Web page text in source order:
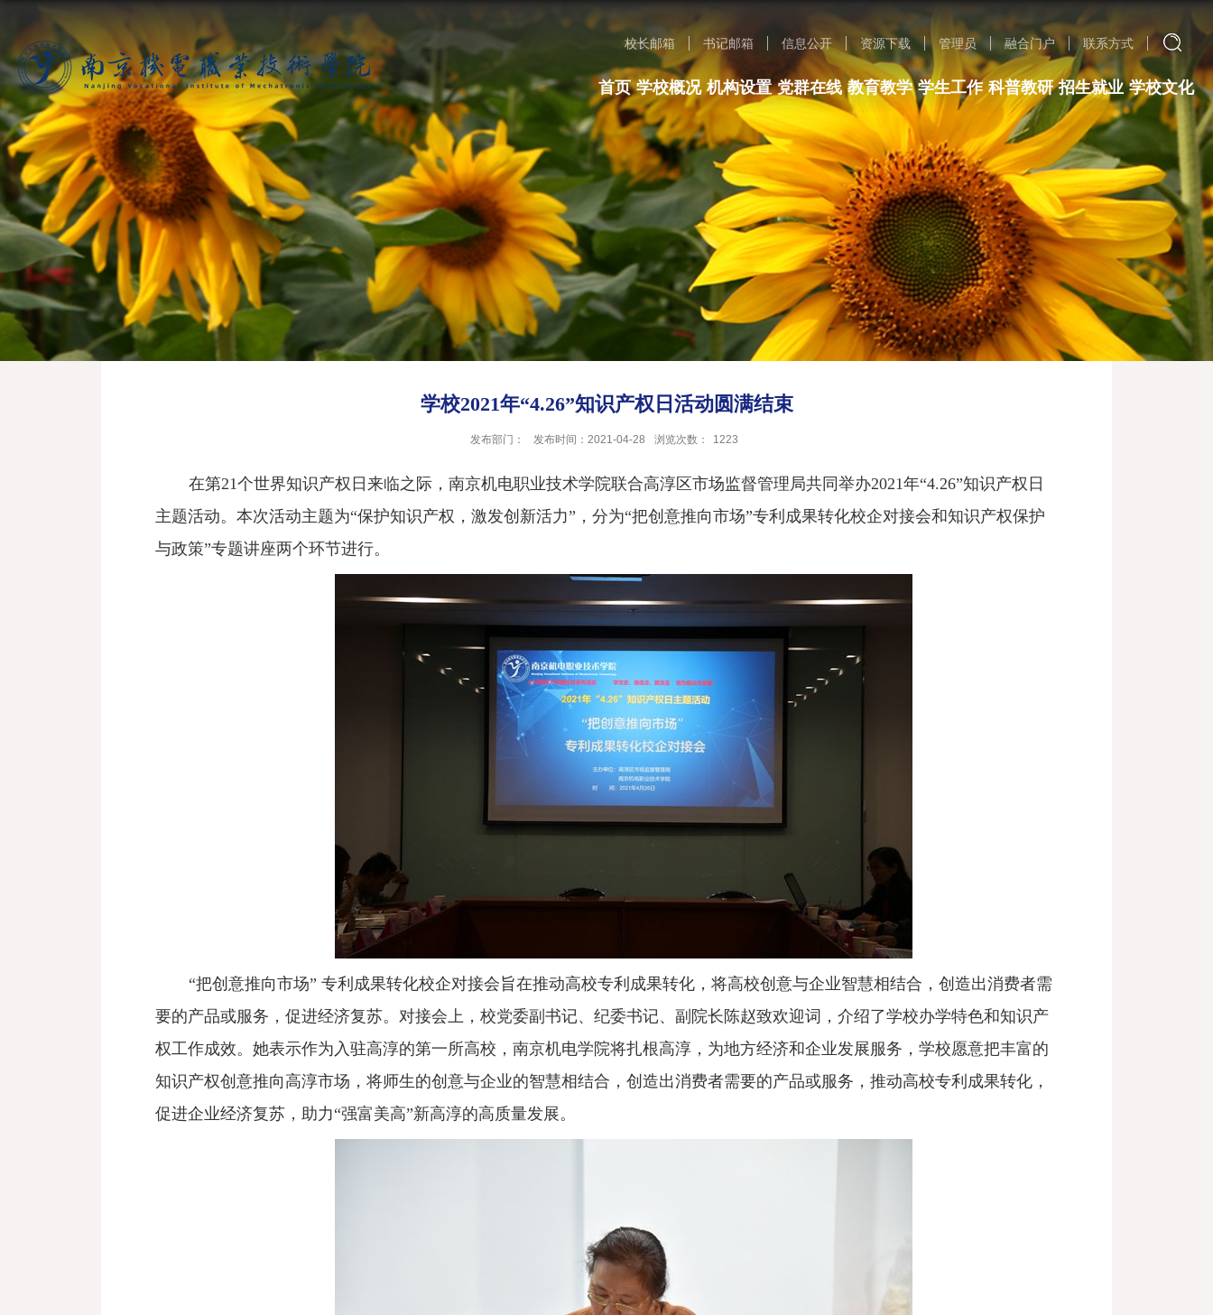
校长邮箱 书记邮箱 信息公开 资源下载 管理员 融合门户 联系方式
首页 学校概况 机构设置 党群在线 教育教学 学生工作 科普教研 招生就业 学校文化
学校2021年“4.26”知识产权日活动圆满结束
发布部门： 发布时间：2021-04-28 浏览次数： 1223
在第21个世界知识产权日来临之际，南京机电职业技术学院联合高淳区市场监督管理局共同举办2021年“4.26”知识产权日
主题活动。本次活动主题为“保护知识产权， 激发创新活力”，分为“把创意推向市场”专利成果转化校企对接会和知识产权保护
与政策”专题讲座两个环节进行。
“把创意推向市场”专利成果转化校企对接会旨在推动高校专利成果转化，将高校创意与企业智慧相结合，创造出消费者需
要的产品或服务，促进经济复苏。对接会上，校党委副书记、纪委书记、副院长陈赵致欢迎词，介绍了学校办学特色和知识产
权工作成效。她表示作为入驻高淳的第一所高校，南京机电学院将扎根高淳，为地方经济和企业发展服务，学校愿意把丰富的
知识产权创意推向高淳市场，将师生的创意与企业的智慧相结合，创造出消费者需要的产品或服务，推动高校专利成果转化，
促进企业经济复苏，助力“强富美高”新高淳的高质量发展。